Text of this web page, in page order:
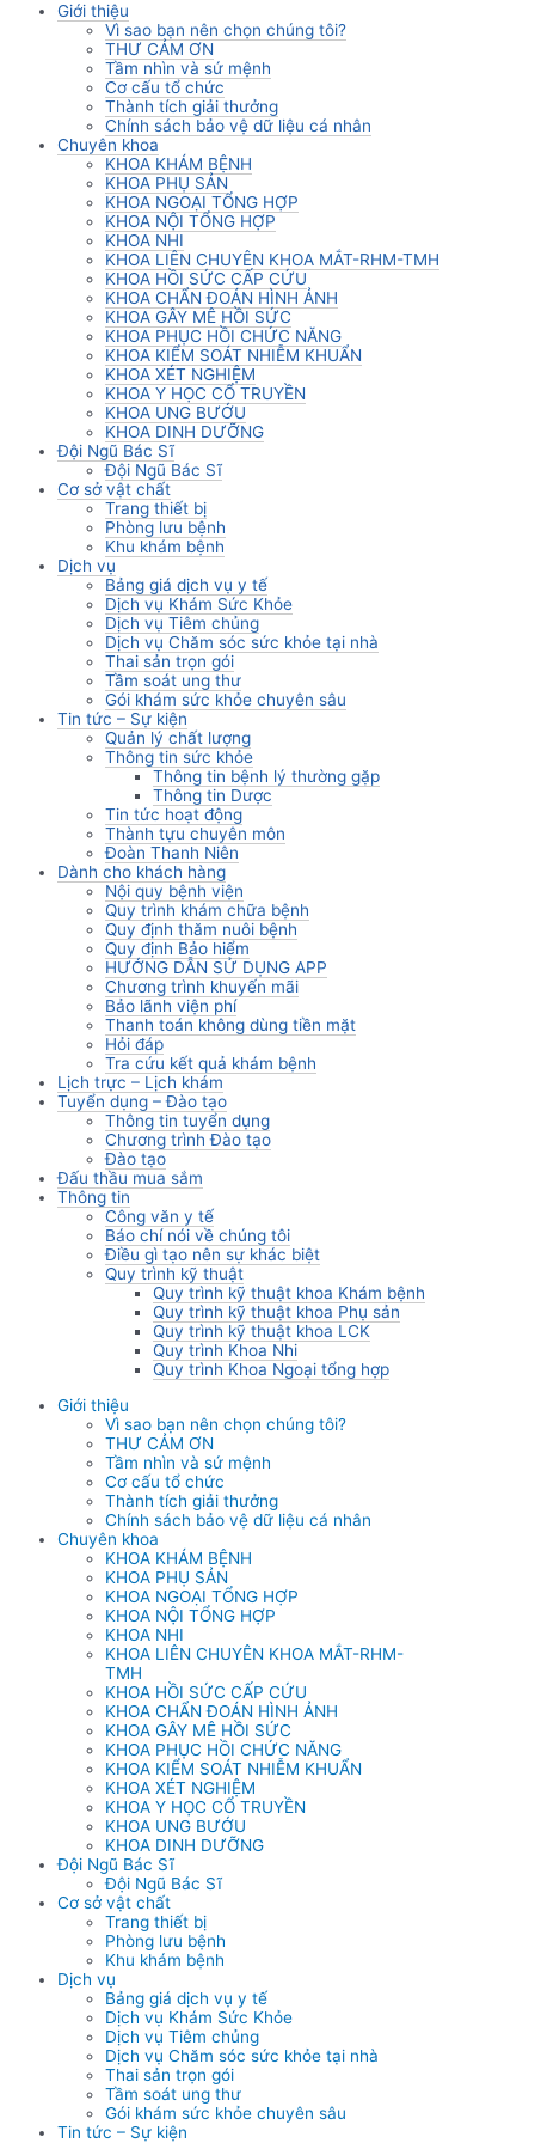
Giới thiệu
Vì sao bạn nên chọn chúng tôi?
THƯ CẢM ƠN
Tầm nhìn và sứ mệnh
Cơ cấu tổ chức
Thành tích giải thưởng
Chính sách bảo vệ dữ liệu cá nhân
Chuyên khoa
KHOA KHÁM BỆNH
KHOA PHỤ SẢN
KHOA NGOẠI TỔNG HỢP
KHOA NỘI TỔNG HỢP
KHOA NHI
KHOA LIÊN CHUYÊN KHOA MẮT-RHM-TMH
KHOA HỒI SỨC CẤP CỨU
KHOA CHẨN ĐOÁN HÌNH ẢNH
KHOA GÂY MÊ HỒI SỨC
KHOA PHỤC HỒI CHỨC NĂNG
KHOA KIỂM SOÁT NHIỄM KHUẨN
KHOA XÉT NGHIỆM
KHOA Y HỌC CỔ TRUYỀN
KHOA UNG BƯỚU
KHOA DINH DƯỠNG
Đội Ngũ Bác Sĩ
Đội Ngũ Bác Sĩ
Cơ sở vật chất
Trang thiết bị
Phòng lưu bệnh
Khu khám bệnh
Dịch vụ
Bảng giá dịch vụ y tế
Dịch vụ Khám Sức Khỏe
Dịch vụ Tiêm chủng
Dịch vụ Chăm sóc sức khỏe tại nhà
Thai sản trọn gói
Tầm soát ung thư
Gói khám sức khỏe chuyên sâu
Tin tức – Sự kiện
Quản lý chất lượng
Thông tin sức khỏe
Thông tin bệnh lý thường gặp
Thông tin Dược
Tin tức hoạt động
Thành tựu chuyên môn
Đoàn Thanh Niên
Dành cho khách hàng
Nội quy bệnh viện
Quy trình khám chữa bệnh
Quy định thăm nuôi bệnh
Quy định Bảo hiểm
HƯỚNG DẪN SỬ DỤNG APP
Chương trình khuyến mãi
Bảo lãnh viện phí
Thanh toán không dùng tiền mặt
Hỏi đáp
Tra cứu kết quả khám bệnh
Lịch trực – Lịch khám
Tuyển dụng – Đào tạo
Thông tin tuyển dụng
Chương trình Đào tạo
Đào tạo
Đấu thầu mua sắm
Thông tin
Công văn y tế
Báo chí nói về chúng tôi
Điều gì tạo nên sự khác biệt
Quy trình kỹ thuật
Quy trình kỹ thuật khoa Khám bệnh
Quy trình kỹ thuật khoa Phụ sản
Quy trình kỹ thuật khoa LCK
Quy trình Khoa Nhi
Quy trình Khoa Ngoại tổng hợp
Giới thiệu
Vì sao bạn nên chọn chúng tôi?
THƯ CẢM ƠN
Tầm nhìn và sứ mệnh
Cơ cấu tổ chức
Thành tích giải thưởng
Chính sách bảo vệ dữ liệu cá nhân
Chuyên khoa
KHOA KHÁM BỆNH
KHOA PHỤ SẢN
KHOA NGOẠI TỔNG HỢP
KHOA NỘI TỔNG HỢP
KHOA NHI
KHOA LIÊN CHUYÊN KHOA MẮT-RHM-
TMH
KHOA HỒI SỨC CẤP CỨU
KHOA CHẨN ĐOÁN HÌNH ẢNH
KHOA GÂY MÊ HỒI SỨC
KHOA PHỤC HỒI CHỨC NĂNG
KHOA KIỂM SOÁT NHIỄM KHUẨN
KHOA XÉT NGHIỆM
KHOA Y HỌC CỔ TRUYỀN
KHOA UNG BƯỚU
KHOA DINH DƯỠNG
Đội Ngũ Bác Sĩ
Đội Ngũ Bác Sĩ
Cơ sở vật chất
Trang thiết bị
Phòng lưu bệnh
Khu khám bệnh
Dịch vụ
Bảng giá dịch vụ y tế
Dịch vụ Khám Sức Khỏe
Dịch vụ Tiêm chủng
Dịch vụ Chăm sóc sức khỏe tại nhà
Thai sản trọn gói
Tầm soát ung thư
Gói khám sức khỏe chuyên sâu
Tin tức – Sự kiện